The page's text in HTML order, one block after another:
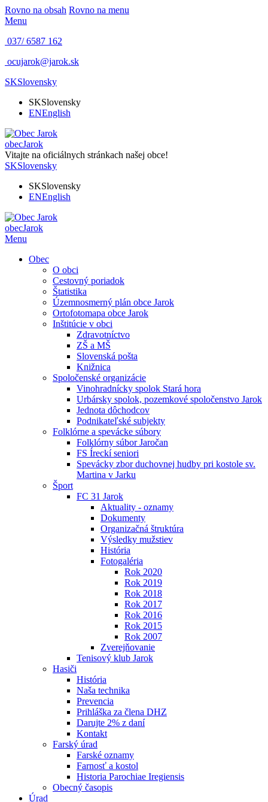
Rovno na obsah Rovno na menu
Menu
037/ 6587 162
ocujarok@jarok.sk
SKSlovensky
SKSlovensky
ENEnglish
obecJarok
Vitajte na oficiálnych stránkach našej obce!
SKSlovensky
SKSlovensky
ENEnglish
obecJarok
Menu
Obec
O obci
Cestovný poriadok
Štatistika
Územnosmerný plán obce Jarok
Ortofotomapa obce Jarok
Inštitúcie v obci
Zdravotníctvo
ZŠ a MŠ
Slovenská pošta
Knižnica
Spoločenské organizácie
Vinohradnícky spolok Stará hora
Urbársky spolok, pozemkové spoločenstvo Jarok
Jednota dôchodcov
Podnikateľské subjekty
Folklórne a spevácke súbory
Folklórny súbor Jaročan
FS Íreckí seniori
Spevácky zbor duchovnej hudby pri kostole sv.
Martina v Jarku
Šport
FC 31 Jarok
Aktuality - oznamy
Dokumenty
Organizačná štruktúra
Výsledky mužstiev
História
Fotogaléria
Rok 2020
Rok 2019
Rok 2018
Rok 2017
Rok 2016
Rok 2015
Rok 2007
Zverejňovanie
Tenisový klub Jarok
Hasiči
História
Naša technika
Prevencia
Prihláška za člena DHZ
Darujte 2% z daní
Kontakt
Farský úrad
Farské oznamy
Farnosť a kostol
Historia Parochiae Iregiensis
Obecný časopis
Úrad